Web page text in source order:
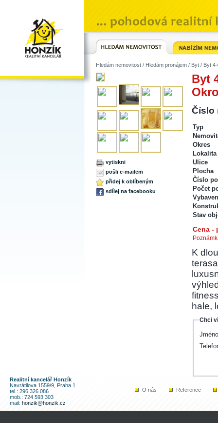
Hledám nemovitost / Hledám pronájem / Byt / Byt
vytiskni
pošli e-mailem
přidej k oblíbeným
sdílej na facebooku
Byt
Číslo
Typ
Okres
Lokalita
Ulice
Plocha
Číslo
Počet
Stav
Cena -
K
hale,
Chci
Realitní kancelář Honzík
Navrátilova 1559/9, Praha 1
tel.: 296 326 086
mob.: 724 593 303
mail: honzik@honzik.cz
O nás Reference